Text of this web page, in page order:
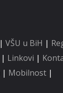
| VŠU u BiH |
| Linkovi |
| Mobilnost |